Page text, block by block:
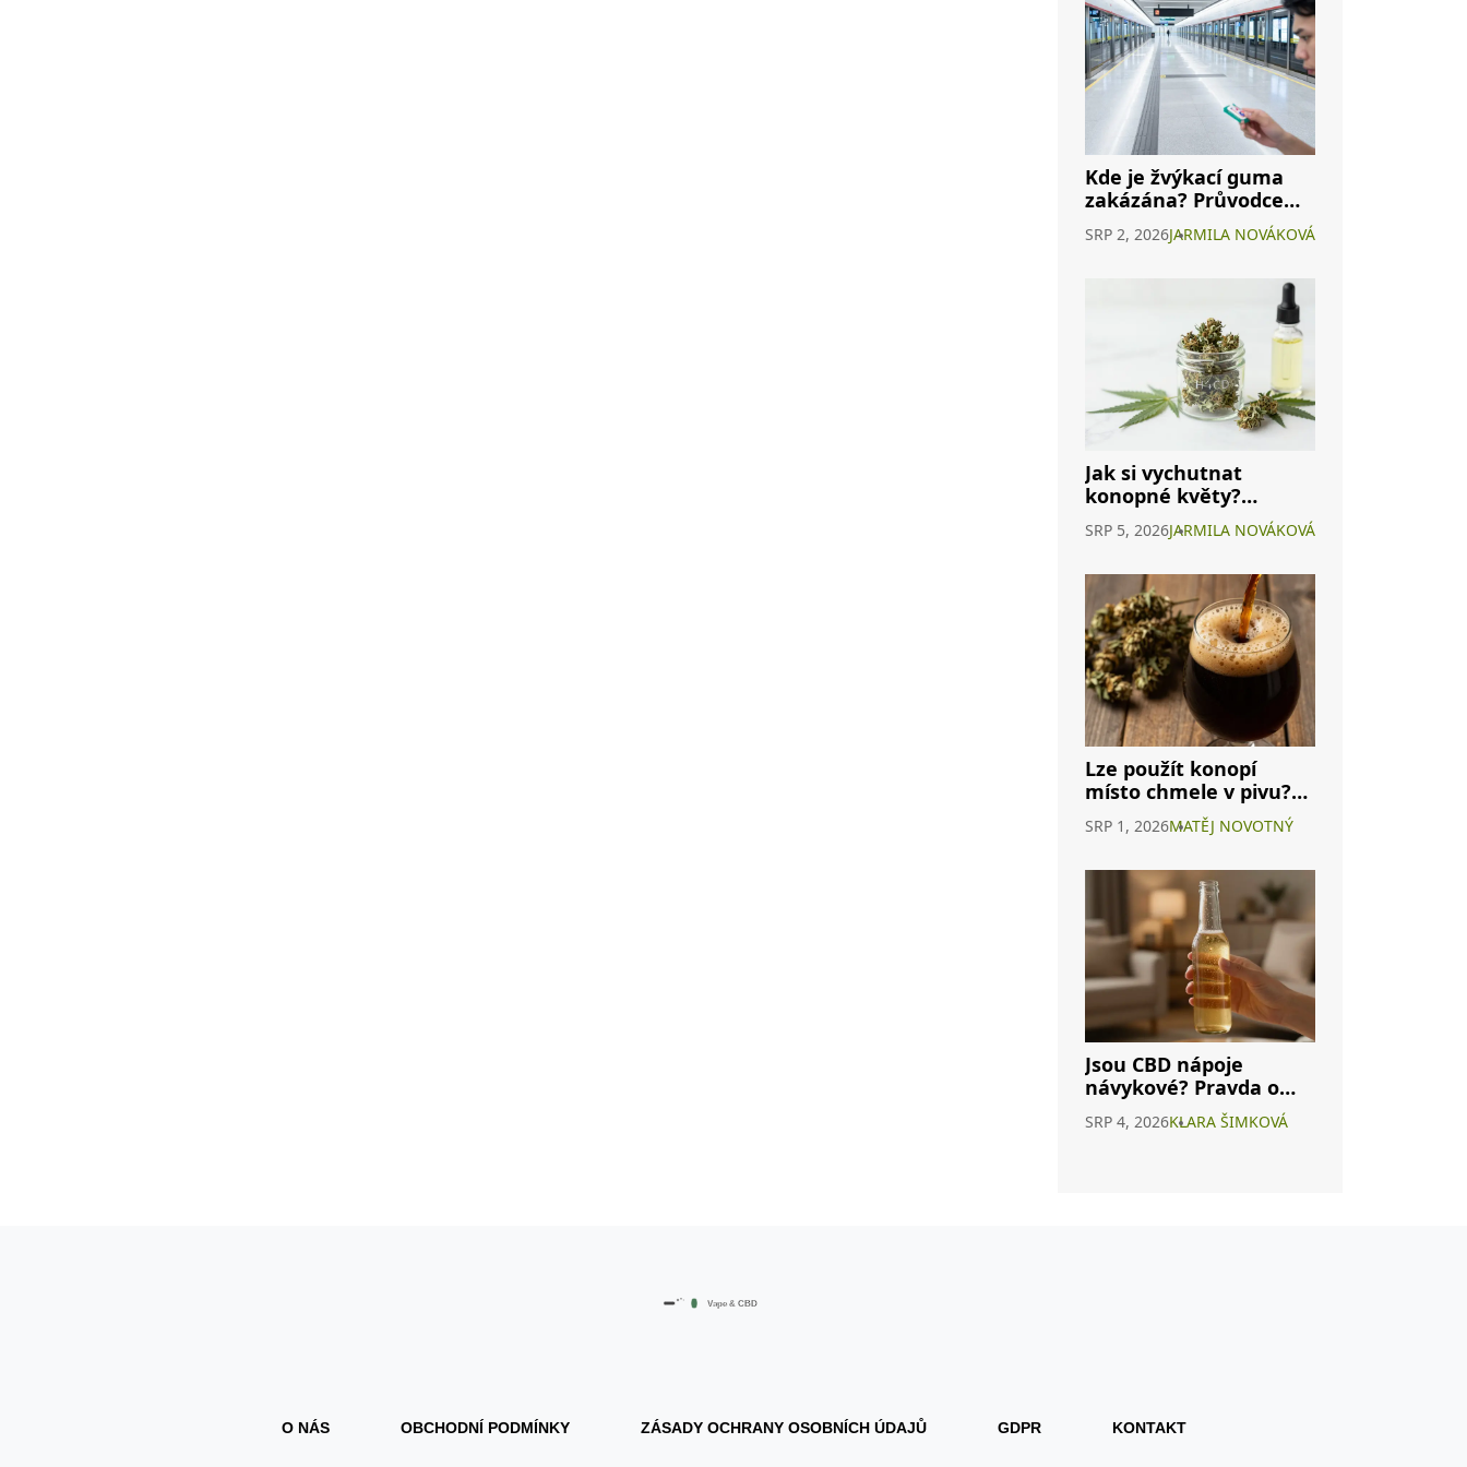
Kde je žvýkací guma
zakázána? Průvodce
zákazy po světě i v ČR
SRP 2, 2026JARMILA NOVÁKOVÁ
Jak si vychutnat
konopné květy?
dalšími způsoby užití
SRP 5, 2026JARMILA NOVÁKOVÁ
Lze použít konopí
místo chmele v pivu?
Průvodce
cannabisovým pivem
SRP 1, 2026MATĚJ NOVOTNÝ
Jsou CBD nápoje
návykové? Pravda o
závislosti na
konopných
SRP 4, 2026KLARA ŠIMKOVÁ
O NÁS OBCHODNÍ PODMÍNKY ZÁSADY OCHRANY OSOBNÍCH ÚDAJŮ GDPR KONTAKT